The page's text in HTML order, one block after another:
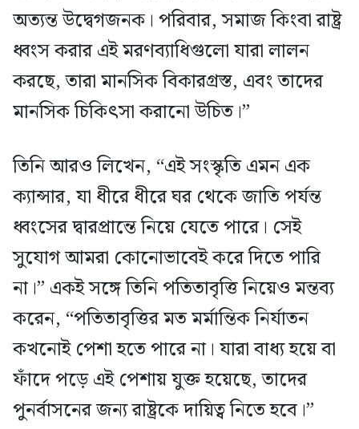
অত্যন্ত উদ্বেগজনক। পরিবার, সমাজ কিংবা রাষ্ট্র
ধ্বংস করার এই মরণব্যাধিগুলো যারা লালন
করছে, তারা মানসিক বিকারগ্রস্ত, এবং তাদের
মানসিক চিকিৎসা করানো উচিত।”
তিনি আরও লিখেন, “এই সংস্কৃতি এমন এক
ক্যান্সার, যা ধীরে ধীরে ঘর থেকে জাতি পর্যন্ত
ধ্বংসের দ্বারপ্রান্তে নিয়ে যেতে পারে। সেই
সুযোগ আমরা কোনোভাবেই করে দিতে পারি
না।” একই সঙ্গে তিনি পতিতাবৃত্তি নিয়েও মন্তব্য
করেন, “পতিতাবৃত্তির মত মর্মান্তিক নির্যাতন
কখনোই পেশা হতে পারে না। যারা বাধ্য হয়ে বা
ফাঁদে পড়ে এই পেশায় যুক্ত হয়েছে, তাদের
পুনর্বাসনের জন্য রাষ্ট্রকে দায়িত্ব নিতে হবে।”